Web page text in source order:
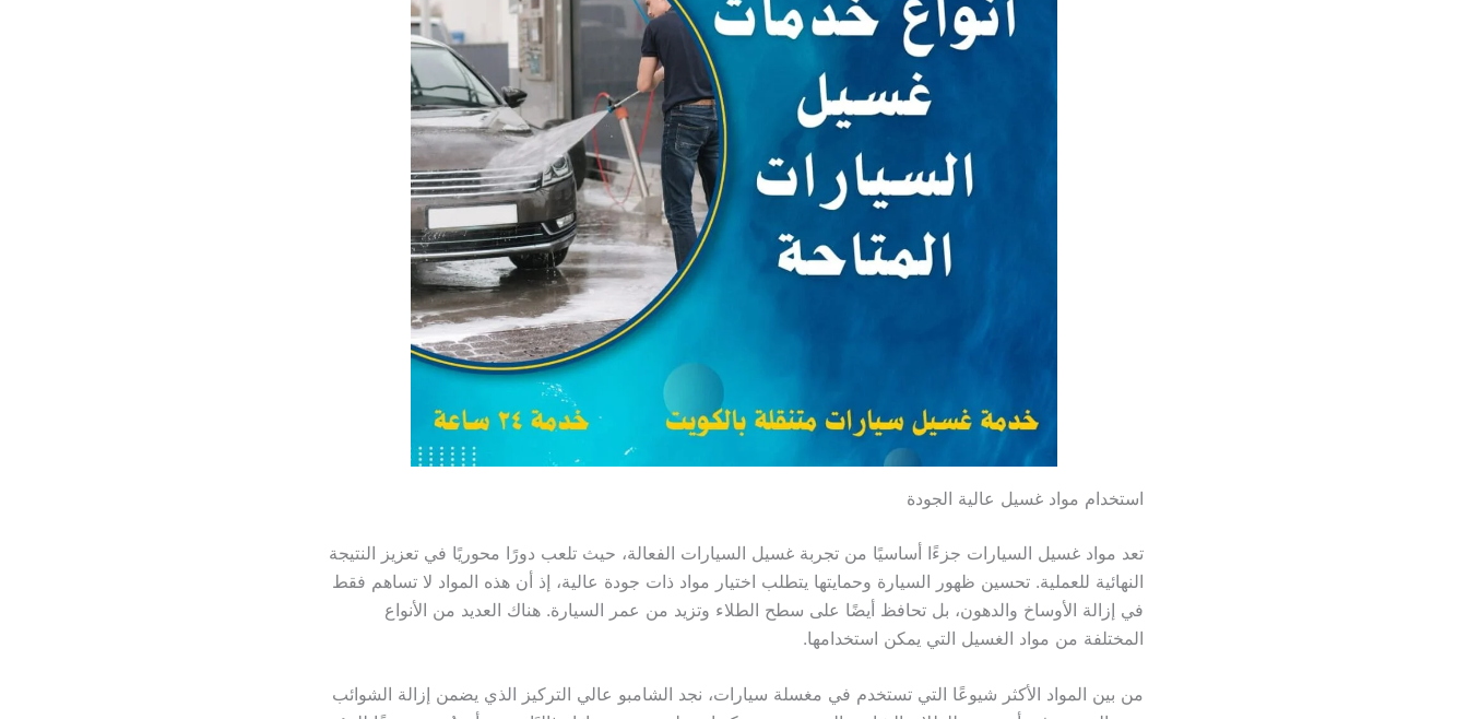
استخدام مواد غسيل عالية الجودة
تعد مواد غسيل السيارات جزءًا أساسيًا من تجربة غسيل السيارات الفعالة، حيث تلعب دورًا محوريًا في تعزيز النتيجة
النهائية للعملية. تحسين ظهور السيارة وحمايتها يتطلب اختيار مواد ذات جودة عالية، إذ أن هذه المواد لا تساهم فقط
في إزالة الأوساخ والدهون، بل تحافظ أيضًا على سطح الطلاء وتزيد من عمر السيارة. هناك العديد من الأنواع
المختلفة من مواد الغسيل التي يمكن استخدامها.
من بين المواد الأكثر شيوعًا التي تستخدم في مغسلة سيارات، نجد الشامبو عالي التركيز الذي يضمن إزالة الشوائب